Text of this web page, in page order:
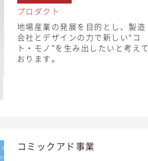
プロダクト
地場産業の発展を目的とし、製造
会社とデザインの力で新しい“コ
ト・モノ”を生み出したいと考え
おります。
コミックアド事業